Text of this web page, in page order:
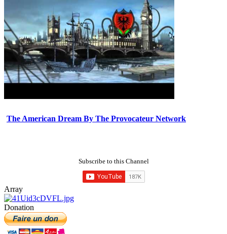
The American Dream By The Provocateur Network
Subscribe to this Channel
Array
Donation